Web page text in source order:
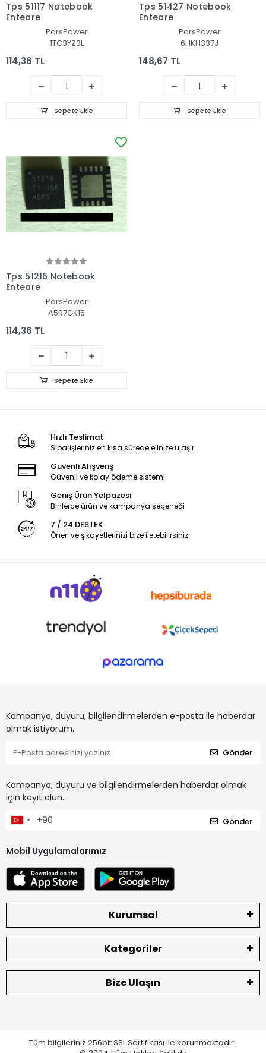
Tps 51117 Notebook
Entegre
ParsPower
1TC3YZ3L
114,36 TL
Sepete Ekle
Tps 51427 Notebook
Entegre
ParsPower
6HKH337J
148,67 TL
Sepete Ekle
Tps 51216 Notebook
Entegre
ParsPower
A5R7GK15
114,36 TL
Sepete Ekle
Hızlı Teslimat
Siparişleriniz en kısa sürede elinize ulaşır.
Güvenli Alışveriş
Güvenli ve kolay ödeme sistemi
Geniş Ürün Yelpazesi
Binlerce ürün ve kampanya seçeneği
7 / 24 DESTEK
Öneri ve şikayetlerinizi bize iletebilirsiniz.
Kampanya, duyuru, bilgilendirmelerden e-posta ile haberdar
olmak istiyorum.
Gönder
Kampanya, duyuru ve bilgilendirmelerden haberdar olmak
için kayıt olun.
Gönder
Mobil Uygulamalarımız
Kurumsal
Kategoriler
Bize Ulaşın
Tüm bilgileriniz 256bit SSL Sertifikası ile korunmaktadır.